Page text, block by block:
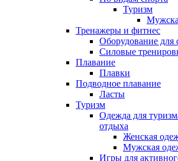
Туризм
Тренажеры и фитнес
Оборудование для
Силовые
Плавание
Плавки
Подводное плавание
Ласты
Туризм
Одежда для
отдыха
Женская
Мужская
Игры для